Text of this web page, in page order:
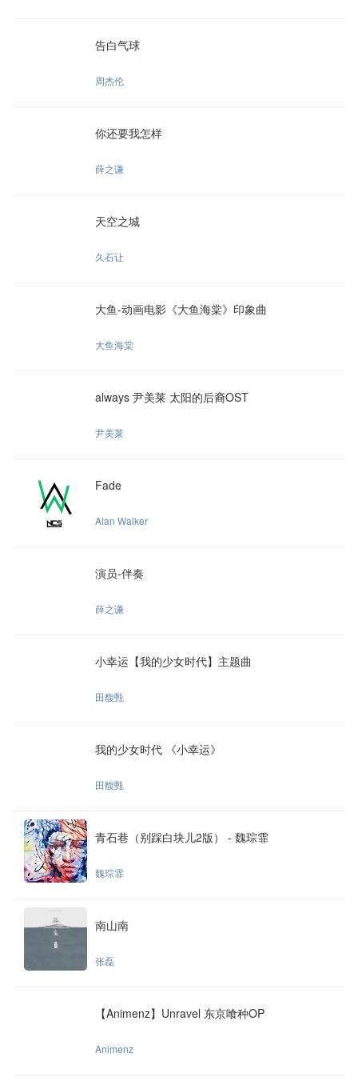
告白气球
周杰伦
你还要我怎样
薛之谦
天空之城
久石让
大鱼-动画电影《大鱼海棠》印象曲
大鱼海棠
always 尹美莱 太阳的后裔OST
尹美莱
Fade
Alan Walker
演员-伴奏
薛之谦
小幸运【我的少女时代】主题曲
田馥甄
我的少女时代 《小幸运》
田馥甄
青石巷（别踩白块儿2版） - 魏琮霏
魏琮霏
南山南
张磊
【Animenz】Unravel 东京喰种OP
Animenz